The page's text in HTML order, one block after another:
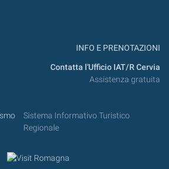
INFO E PRENOTAZIONI
Contatta l'Ufficio IAT/R Cervia
Assistenza gratuita
Sistema Informativo Turistico
Regionale